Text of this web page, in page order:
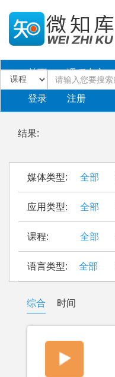
首页 课程中心
登录 注册
结果:
媒体类型: 全部
应用类型: 全部
课程: 全部
语言类型: 全部
综合 时间